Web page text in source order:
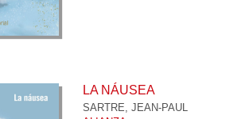
LA NÁUSEA
SARTRE, JEAN-PAUL